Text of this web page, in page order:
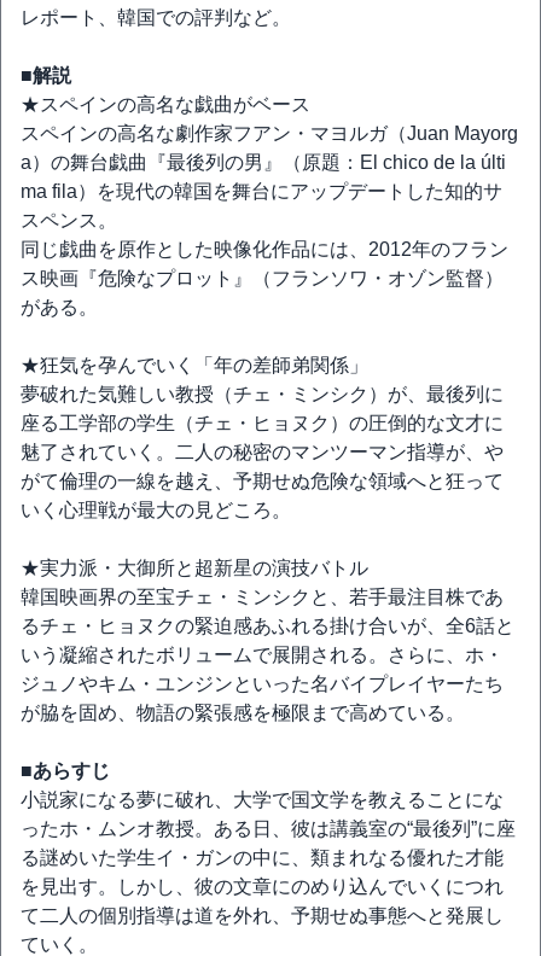
レポート、韓国での評判など。
■解説
★スペインの高名な戯曲がベース
スペインの高名な劇作家フアン・マヨルガ（Juan Mayorg
a）の舞台戯曲『最後列の男』（原題：El chico de la últi
ma fila）を現代の韓国を舞台にアップデートした知的サ
スペンス。
同じ戯曲を原作とした映像化作品には、2012年のフラン
ス映画『危険なプロット』（フランソワ・オゾン監督）
がある。
★狂気を孕んでいく「年の差師弟関係」
夢破れた気難しい教授（チェ・ミンシク）が、最後列に
座る工学部の学生（チェ・ヒョヌク）の圧倒的な文才に
魅了されていく。二人の秘密のマンツーマン指導が、や
がて倫理の一線を越え、予期せぬ危険な領域へと狂って
いく心理戦が最大の見どころ。
★実力派・大御所と超新星の演技バトル
韓国映画界の至宝チェ・ミンシクと、若手最注目株であ
るチェ・ヒョヌクの緊迫感あふれる掛け合いが、全6話と
いう凝縮されたボリュームで展開される。さらに、ホ・
ジュノやキム・ユンジンといった名バイプレイヤーたち
が脇を固め、物語の緊張感を極限まで高めている。
■あらすじ
小説家になる夢に破れ、大学で国文学を教えることにな
ったホ・ムンオ教授。ある日、彼は講義室の“最後列”に座
る謎めいた学生イ・ガンの中に、類まれなる優れた才能
を見出す。しかし、彼の文章にのめり込んでいくにつれ
て二人の個別指導は道を外れ、予期せぬ事態へと発展し
ていく。